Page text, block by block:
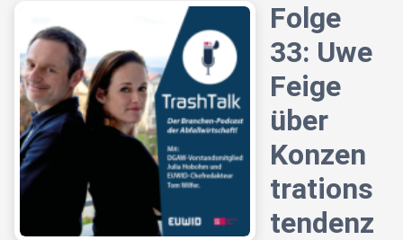
Folge
33: Uwe
Feige
über
Konzen
trations
tendenz